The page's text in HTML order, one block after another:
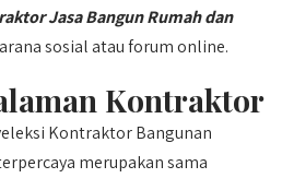
Jasa Bangun Rumah dan
sosial atau forum online.
Kontraktor
Kontraktor Bangunan
merupakan sama